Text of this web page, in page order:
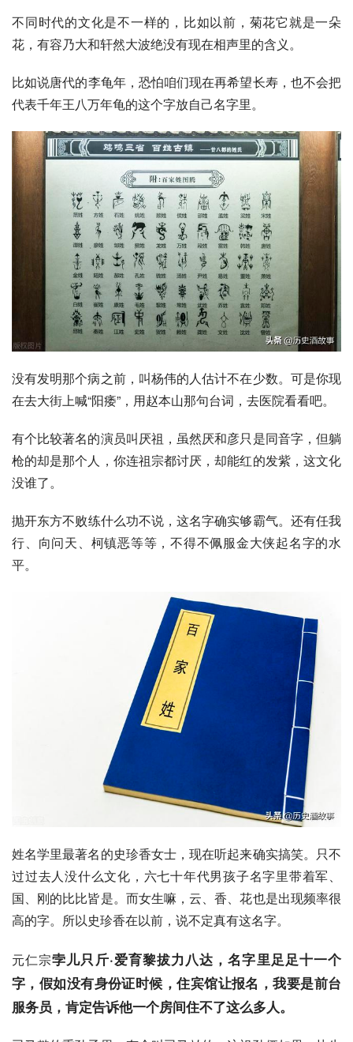
不同时代的文化是不一样的，比如以前，菊花它就是一朵
花，有容乃大和轩然大波绝没有现在相声里的含义。
比如说唐代的李龟年，恐怕咱们现在再希望长寿，也不会把
代表千年王八万年龟的这个字放自己名字里。
没有发明那个病之前，叫杨伟的人估计不在少数。可是你现
在去大街上喊“阳痿”，用赵本山那句台词，去医院看看吧。
有个比较著名的演员叫厌祖，虽然厌和彦只是同音字，但躺
枪的却是那个人，你连祖宗都讨厌，却能红的发紫，这文化
没谁了。
抛开东方不败练什么功不说，这名字确实够霸气。还有任我
行、 向问天、 柯镇恶等等，不得不佩服金大侠起名字的水
平。
姓名学里最著名的史珍香女士，现在听起来确实搞笑。只不
过过去人没什么文化，六七十年代男孩子名字里带着军、
国、刚的比比皆是。而女生嘛，云、香、花也是出现频率很
高的字。所以史珍香在以前，说不定真有这名字。
元仁宗孛儿只斤·爱育黎拔力八达 ，名字里足足十一个
字，假如没有身份证时候，住宾馆让报名，我要是前台
服务员，肯定告诉他一个房间住不了这么多人。